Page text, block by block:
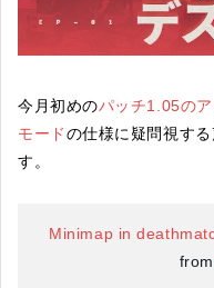
今月初めのパッチ1.05の
モードの仕様に疑問視す
す。
Minimap in
from